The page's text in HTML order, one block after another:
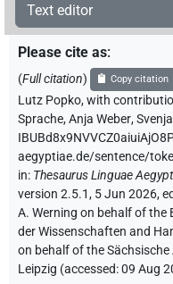
Text editor
Please cite as:
(Full citation) Copy citation
Lutz Popko,with
Sprache,Anja Weber,
aegyptiae.de/sentence/
in: Thesaurus Linguae
version 2.5.1, 5 Jun 2026,
A. Werning on behalf of the
der Wissenschaften and
on behalf of the
Leipzig (accessed:09 Aug